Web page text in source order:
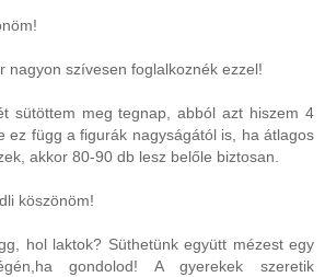
nagyon szívesen foglalkoznék ezzel!
sütöttem meg tegnap, abból azt hiszem 4
ez függ a figurák nagyságától is, ha átlagos
akkor 80-90 db lesz belőle biztosan.
köszönöm!
hol laktok? Süthetünk együtt mézest egy
gondolod! A gyerekek szeretik